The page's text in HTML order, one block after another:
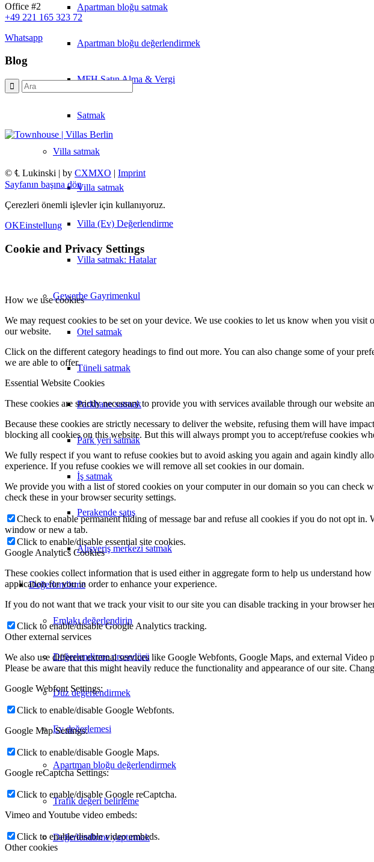
Apartman bloğu satmak
Apartman bloğu değerlendirmek
MFH Satın Alma & Vergi
Satmak
Villa satmak
Villa satmak
Villa (Ev) Değerlendirme
Villa satmak: Hatalar
Gewerbe Gayrimenkul
Otel satmak
Tüneli satmak
Parkhane satmak
Park yeri satmak
İş satmak
Perakende satış
Alışveriş merkezi satmak
Değerlendirme
Emlakı değerlendirin
Değerlendirme prosedürü
Düz değerlendirmek
Ev değerlemesi
Apartman bloğu değerlendirmek
Trafik değeri belirleme
Değerlendirme yaptırmak
Office #2
+49 221 165 323 72
Whatsapp
Blog
© ℄ Lukinski | by CXMXO | Imprint
Sayfanın başına dön
Çerezleri önemli işlevler için kullanıyoruz.
OKEinstellung
Cookie and Privacy Settings
How we use cookies
We may request cookies to be set on your device. We use cookies to let us know when you
our website.
Click on the different category headings to find out more. You can also change some of your
we are able to offer.
Essential Website Cookies
These cookies are strictly necessary to provide you with services available through our website
Because these cookies are strictly necessary to deliver the website, refusing them will have
blocking all cookies on this website. But this will always prompt you to accept/refuse cookies
We fully respect if you want to refuse cookies but to avoid asking you again and again kindly
experience. If you refuse cookies we will remove all set cookies in our domain.
We provide you with a list of stored cookies on your computer in our domain so you can check
check these in your browser security settings.
Check to enable permanent hiding of message bar and refuse all cookies if you do not opt
window or new a tab.
Click to enable/disable essential site cookies.
Google Analytics Cookies
These cookies collect information that is used either in aggregate form to help us understand
application for you in order to enhance your experience.
If you do not want that we track your visit to our site you can disable tracking in your browser
Click to enable/disable Google Analytics tracking.
Other external services
We also use different external services like Google Webfonts, Google Maps, and external
Please be aware that this might heavily reduce the functionality and appearance of our site.
Google Webfont Settings:
Click to enable/disable Google Webfonts.
Google Map Settings:
Click to enable/disable Google Maps.
Google reCaptcha Settings:
Click to enable/disable Google reCaptcha.
Vimeo and Youtube video embeds:
Click to enable/disable video embeds.
Other cookies